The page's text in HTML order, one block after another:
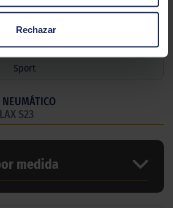
Rechazar
Carretera
Sport
S23
medida